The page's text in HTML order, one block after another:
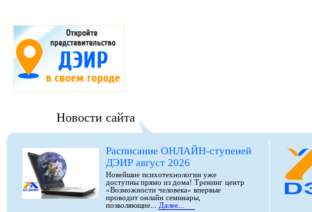
Новости сайта
Расписание ОНЛАЙН-ступеней
ДЭИР август 2026
Новейшие психотехнологии уже
доступны прямо из дома! Тренинг центр
«Возможности человека» впервые
проводит онлайн семинары,
позволяющие... Далее...